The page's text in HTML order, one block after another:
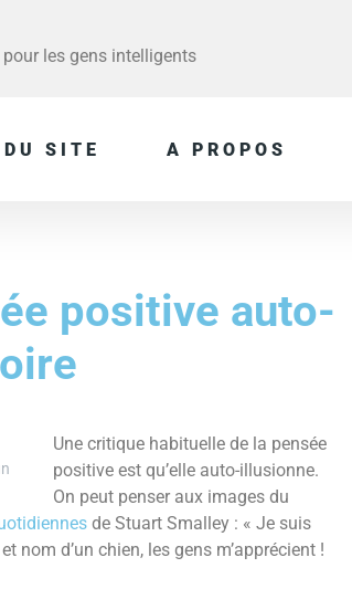
les gens intelligents
SITE A PROPOS
positive auto-
Une critique habituelle de la pensée
positive est qu’elle auto-illusionne.
On peut penser aux images du
de Stuart Smalley : « Je suis
nom d’un chien, les gens m’apprécient !